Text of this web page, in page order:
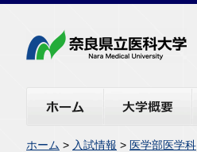
ホーム > 入試情報 > 医学部医学科